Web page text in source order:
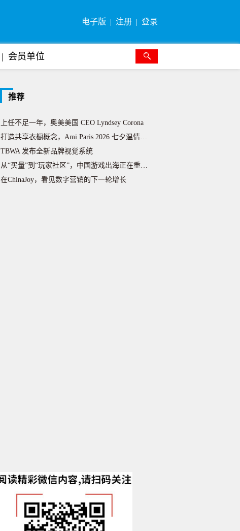
电子版 注册 登录
会员单位
推荐
Almedia 正式发布 LINK，助力中国游戏开发者解锁收
上任不足一年，奥美美国 CEO Lyndsey Corona
打造共享衣橱概念，Ami Paris 2026 七夕温情节日
TBWA 发布全新品牌视觉系统
从“买量”到“玩家社区”，中国游戏出海正在重写营销方法论
在ChinaJoy，看见数字营销的下一轮增长